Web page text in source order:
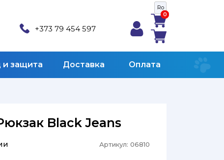
Ro
+373 79 454 597
0
0
и защита Доставка Оплата
Black Jeans
Артикул: 06810